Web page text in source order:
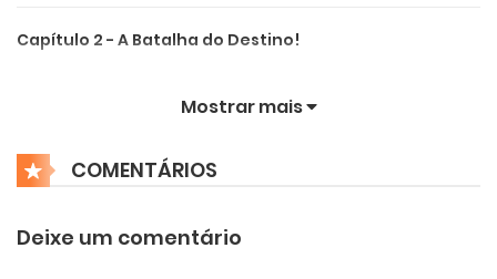
Capítulo 2 - A Batalha do Destino!
5 de março de 2025
Mostrar mais
COMENTÁRIOS
Deixe um comentário